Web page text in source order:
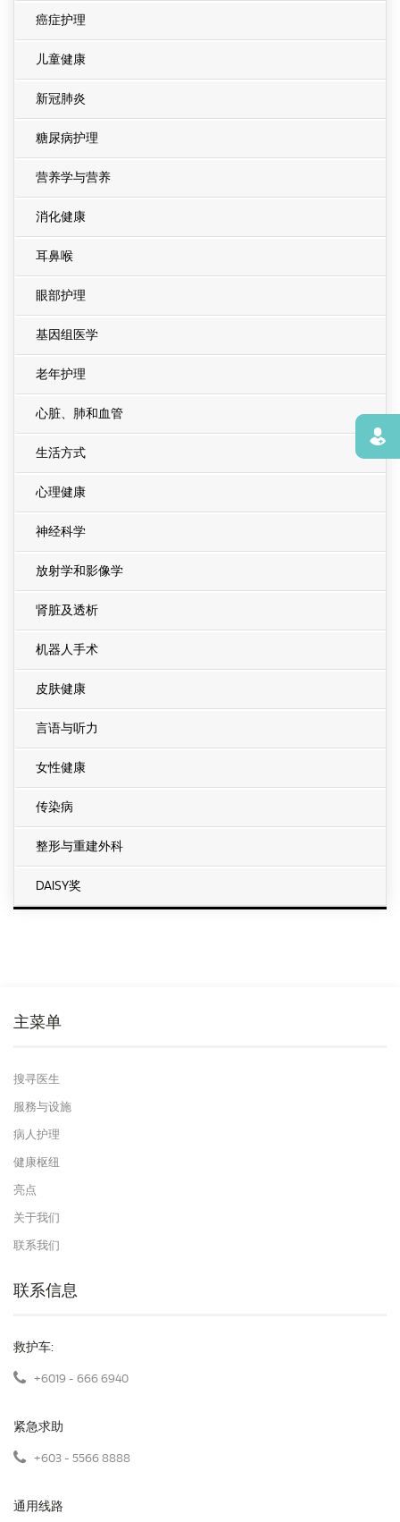
癌症护理
儿童健康
新冠肺炎
糖尿病护理
营养学与营养
消化健康
耳鼻喉
眼部护理
基因组医学
老年护理
心脏、肺和血管
生活方式
心理健康
神经科学
放射学和影像学
肾脏及透析
机器人手术
皮肤健康
言语与听力
女性健康
传染病
整形与重建外科
DAISY奖
主菜单
搜寻医生
服務与设施
病人护理
健康枢纽
亮点
关于我们
联系我们
联系信息
救护车:
+6019 - 666 6940
紧急求助
+603 - 5566 8888
通用线路
寻找